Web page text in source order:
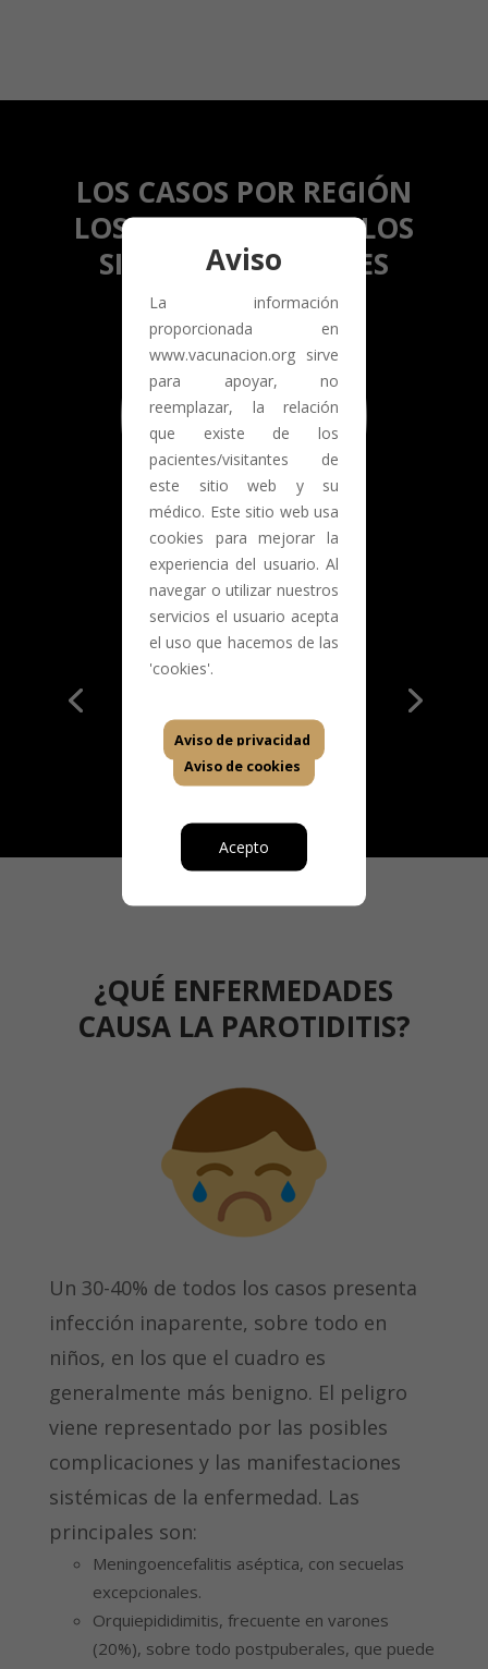
LOS CASOS POR REGIÓN
LOS PUEDEN VER EN LOS
SIGUIENTES ENLACES
MÉXICO
Ver enlace
¿QUÉ ENFERMEDADES
CAUSA LA PAROTIDITIS?
Un 30-40% de todos los casos presenta
infección inaparente, sobre todo en
niños, en los que el cuadro es
generalmente más benigno. El peligro
viene representado por las posibles
complicaciones y las manifestaciones
sistémicas de la enfermedad. Las
principales son:
Meningoencefalitis aséptica, con secuelas
excepcionales.
Orquiepididimitis, frecuente en varones
(20%), sobre todo postpuberales, que puede
Aviso
La información
proporcionada en
www.vacunacion.org sirve
para apoyar, no
reemplazar, la relación
que existe de los
pacientes/visitantes de
este sitio web y su
médico. Este sitio web usa
cookies para mejorar la
experiencia del usuario. Al
navegar o utilizar nuestros
servicios el usuario acepta
el uso que hacemos de las
'cookies'.
Aviso de privacidad
Aviso de cookies
Acepto